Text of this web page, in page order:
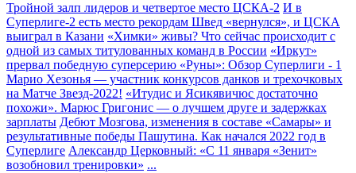
Тройной залп лидеров и четвертое место ЦСКА-2 И в
Суперлиге-2 есть место рекордам Швед «вернулся», и ЦСКА
выиграл в Казани «Химки» живы? Что сейчас происходит с
одной из самых титулованных команд в России «Иркут»
прервал победную суперсерию «Руны»: Обзор Суперлиги - 1
Марио Хезонья — участник конкурсов данков и трехочковых
на Матче Звезд-2022! «Итудис и Ясикявичюс достаточно
похожи». Марюс Григонис — о лучшем друге и задержках
зарплаты Дебют Мозгова, изменения в составе «Самары» и
результативные победы Пашутина. Как начался 2022 год в
Суперлиге Александр Церковный: «С 11 января «Зенит»
возобновил тренировки» ...